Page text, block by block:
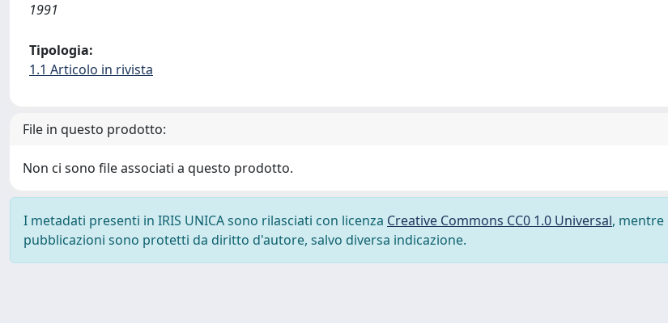
1991
Tipologia:
1.1 Articolo in rivista
File in questo prodotto:
Non ci sono file associati a questo prodotto.
I metadati presenti in IRIS UNICA sono rilasciati con licenza Creative Commons CC0 1.0 Universal, mentre
pubblicazioni sono protetti da diritto d'autore, salvo diversa indicazione.